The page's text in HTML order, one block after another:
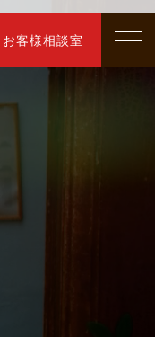
お客様相談室